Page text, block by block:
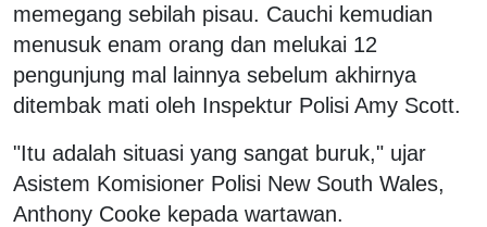
memegang sebilah pisau. Cauchi kemudian
menusuk enam orang dan melukai 12
pengunjung mal lainnya sebelum akhirnya
ditembak mati oleh Inspektur Polisi Amy Scott.
"Itu adalah situasi yang sangat buruk," ujar
Asistem Komisioner Polisi New South Wales,
Anthony Cooke kepada wartawan.